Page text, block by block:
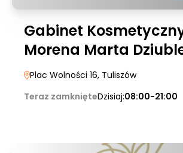
Gabinet
Morena Marta
Plac Wolności 16, Tuliszów
Teraz zamknięteDzisiaj:08:00-21:00